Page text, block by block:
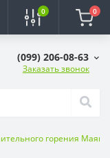
0 0
(099) 206-08-63
Заказать звонок
горения Маяк